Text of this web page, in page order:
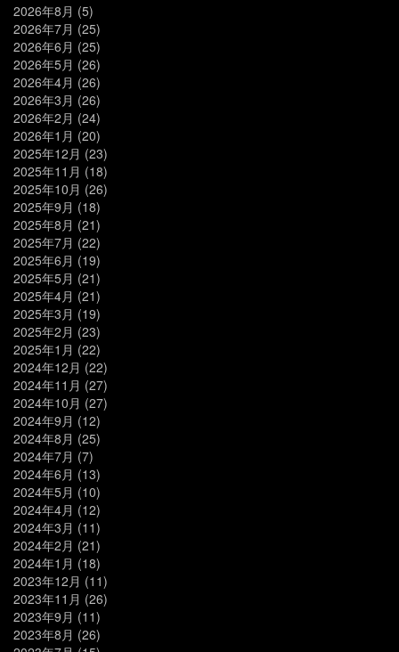
2026年8月 (5)
2026年7月 (25)
2026年6月 (25)
2026年5月 (26)
2026年4月 (26)
2026年3月 (26)
2026年2月 (24)
2026年1月 (20)
2025年12月 (23)
2025年11月 (18)
2025年10月 (26)
2025年9月 (18)
2025年8月 (21)
2025年7月 (22)
2025年6月 (19)
2025年5月 (21)
2025年4月 (21)
2025年3月 (19)
2025年2月 (23)
2025年1月 (22)
2024年12月 (22)
2024年11月 (27)
2024年10月 (27)
2024年9月 (12)
2024年8月 (25)
2024年7月 (7)
2024年6月 (13)
2024年5月 (10)
2024年4月 (12)
2024年3月 (11)
2024年2月 (21)
2024年1月 (18)
2023年12月 (11)
2023年11月 (26)
2023年9月 (11)
2023年8月 (26)